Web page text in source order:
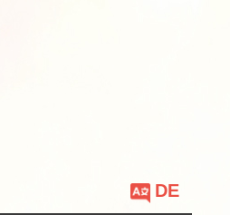
Sprache
auswählen